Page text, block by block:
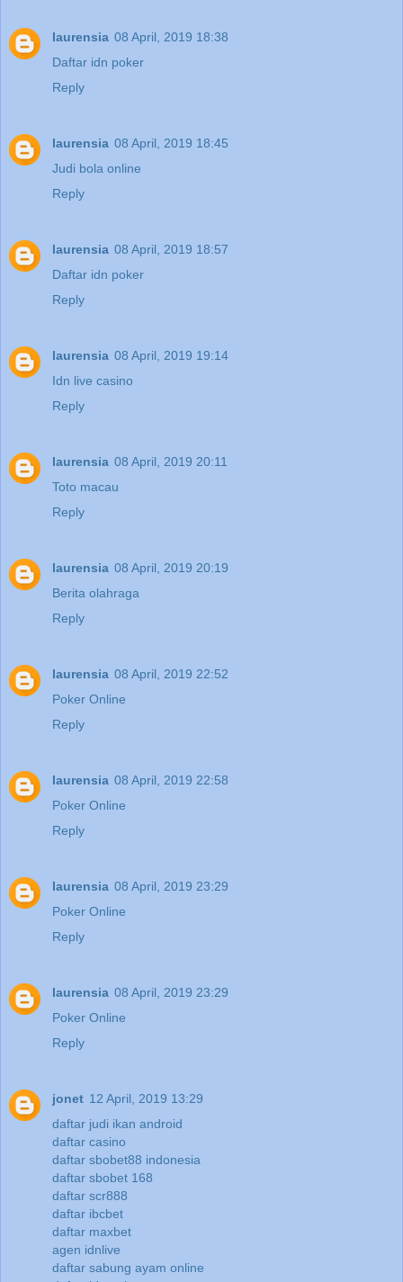
laurensia 08 April, 2019 18:38
Daftar idn poker
Reply
laurensia 08 April, 2019 18:45
Judi bola online
Reply
laurensia 08 April, 2019 18:57
Daftar idn poker
Reply
laurensia 08 April, 2019 19:14
Idn live casino
Reply
laurensia 08 April, 2019 20:11
Toto macau
Reply
laurensia 08 April, 2019 20:19
Berita olahraga
Reply
laurensia 08 April, 2019 22:52
Poker Online
Reply
laurensia 08 April, 2019 22:58
Poker Online
Reply
laurensia 08 April, 2019 23:29
Poker Online
Reply
laurensia 08 April, 2019 23:29
Poker Online
Reply
jonet 12 April, 2019 13:29
daftar judi ikan android
daftar casino
daftar sbobet88 indonesia
daftar sbobet 168
daftar scr888
daftar ibcbet
daftar maxbet
agen idnlive
daftar sabung ayam online